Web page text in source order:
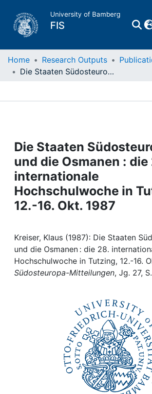
University of Bamberg
FIS
Home
Projects
People
Institutions
My FIS
Help
Home Research Outputs
Die Staaten Südosteuropas und die Osmanen : die 28. internationale Hochschulwoche in Tutzing, 12.-16. Okt. 1987
Die Staaten
und die Osmanen : die
internationale
Hochschulwoche in
12.-16. Okt. 1987
Kreiser, Klaus (1987): Die Staaten
und die Osmanen : die 28.
Hochschulwoche in Tutzing, 12.-16.
Südosteuropa-Mitteilungen, Jg. 27,